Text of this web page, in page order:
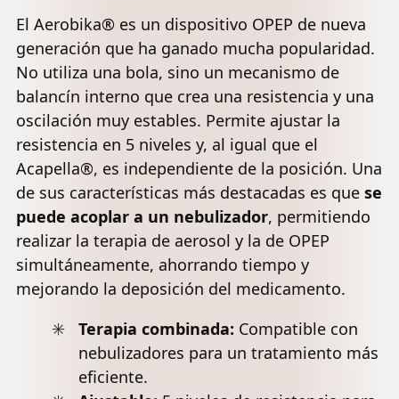
Tratamiento
para EPOC,
Asma,
Fibrosis
Quística o
Fumadores
Mejora La
Capacidad
Pulmonar
(blanco y
negro)
Eliminación
de
Mucosidad,
Removedor
de moco de
Pulmón
El Aerobika® es un dispositivo OPEP de nueva
generación que ha ganado mucha popularidad.
No utiliza una bola, sino un mecanismo de
balancín interno que crea una resistencia y una
oscilación muy estables. Permite ajustar la
resistencia en 5 niveles y, al igual que el
Acapella®, es independiente de la posición. Una
de sus características más destacadas es que se
puede acoplar a un nebulizador, permitiendo
realizar la terapia de aerosol y la de OPEP
simultáneamente, ahorrando tiempo y
mejorando la deposición del medicamento.
Terapia combinada: Compatible con
nebulizadores para un tratamiento más
eficiente.